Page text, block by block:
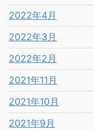
2022年4月
2022年3月
2022年2月
2021年11月
2021年10月
2021年9月